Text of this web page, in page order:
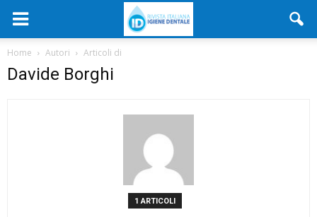
Home Autori Articoli di
Davide Borghi
1 ARTICOLI